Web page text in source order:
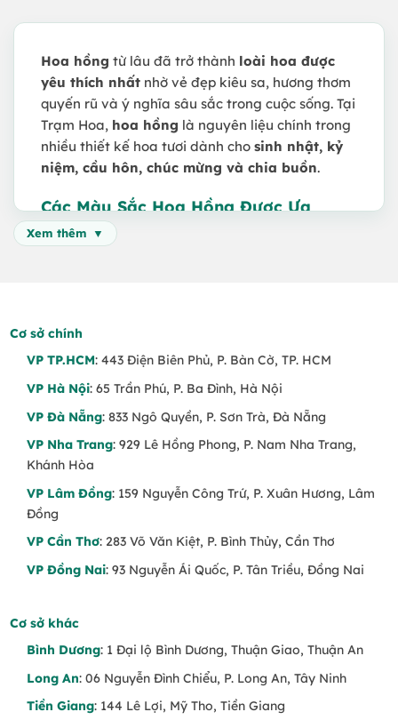
Hoa hồng từ lâu đã trở thành loài hoa được
yêu thích nhất nhờ vẻ đẹp kiêu sa, hương thơm
quyến rũ và ý nghĩa sâu sắc trong cuộc sống. Tại
Trạm Hoa, hoa hồng là nguyên liệu chính trong
nhiều thiết kế hoa tươi dành chosinh nhật, kỷ
niệm, cầu hôn, chúc mừng và chia buồn.
Các Màu Sắc Hoa Hồng Được Ưa
Chuộng Tại Trạm Hoa
Hoa hồng vàng
mắn, phù hợp đểtặng sinh nhật, chúc
mừng khai trương.
Hoa hồng trắng– Tượng trưng cho sự tinh
khôi, thường được chọn trong
hoa cưới, hoa
chia buồn, hoa tặng mẹ .
Hoa hồng kem, hồng pastel– Thanh lịch,
bạn bè, đồng nghiệp .
Hoa hồng tím– Thể hiện sự chung thủy, quý
Những Mẫu Hoa Đẹp Từ Hoa Hồng Tại
Trạm Hoa
Bó hoa hồng– Lựa chọn hoàn hảo để tặng
Xem thêm
Cơ sở chính
VP TP.HCM: 443 Điện Biên Phủ, P. Bàn Cờ, TP. HCM
VP Hà Nội: 65 Trần Phú, P. Ba Đình, Hà Nội
VP Đà Nẵng: 833 Ngô Quyền, P. Sơn Trà, Đà Nẵng
VP Nha Trang: 929 Lê Hồng Phong, P. Nam Nha Trang,
Khánh Hòa
VP Lâm Đồng: 159 Nguyễn Công Trứ, P. Xuân Hương, Lâm
Đồng
VP Cần Thơ: 283 Võ Văn Kiệt, P. Bình Thủy, Cần Thơ
VP Đồng Nai: 93 Nguyễn Ái Quốc, P. Tân Triều, Đồng Nai
Cơ sở khác
Bình Dương: 1 Đại lộ Bình Dương, Thuận Giao, Thuận An
Long An: 06 Nguyễn Đình Chiểu, P. Long An, Tây Ninh
Tiền Giang: 144 Lê Lợi, Mỹ Tho, Tiền Giang